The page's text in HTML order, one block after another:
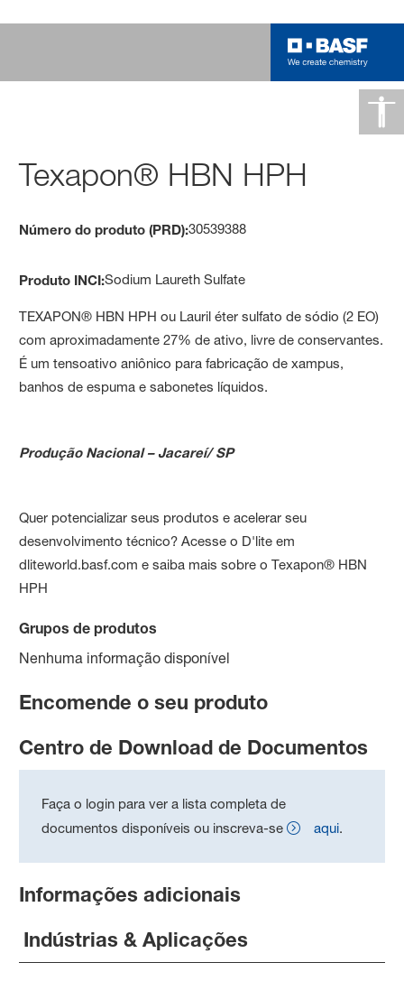
Texapon® HBN HPH
Número do produto (PRD):30539388
Produto INCI:Sodium Laureth Sulfate
TEXAPON® HBN HPH ou Lauril éter sulfato de sódio (2 EO)
com aproximadamente 27% de ativo, livre de conservantes.
É um tensoativo aniônico para fabricação de xampus,
banhos de espuma e sabonetes líquidos.
Produção Nacional – Jacareí/ SP
Quer potencializar seus produtos e acelerar seu
desenvolvimento técnico? Acesse o D'lite em
dliteworld.basf.com e saiba mais sobre o Texapon® HBN
HPH
Grupos de produtos
Nenhuma informação disponível
Encomende o seu produto
Centro de Download de Documentos
Faça o login para ver a lista completa de
documentos disponíveis ou inscreva-se
aqui.
Informações adicionais
Indústrias & Aplicações